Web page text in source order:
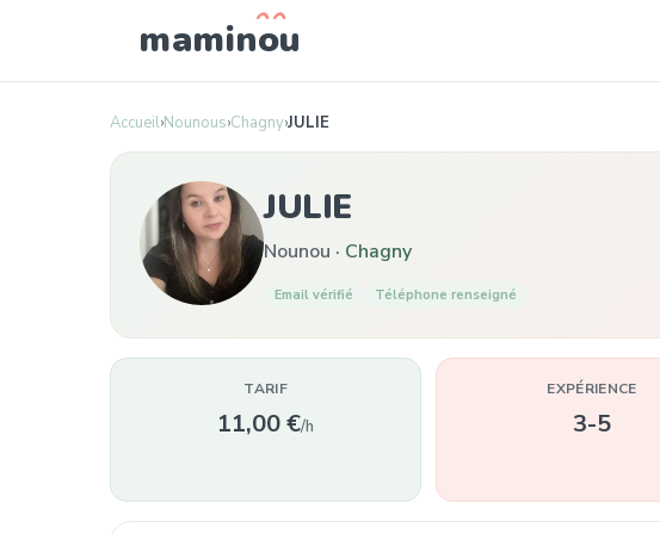
maminou
Accueil›Nounous›Chagny›JULIE
JULIE
Nounou · Chagny
Email vérifié Téléphone renseigné
TARIF
11,00 €/h
EXPÉRIENCE
3-5